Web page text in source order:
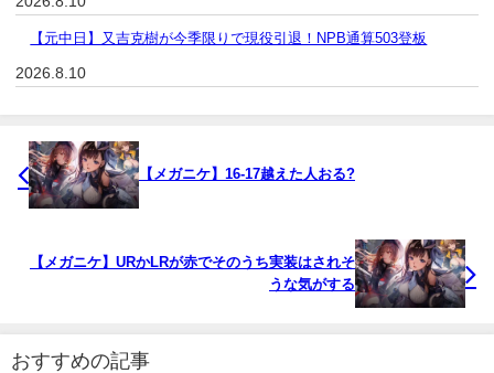
【元中日】又吉克樹が今季限りで現役引退！NPB通算503登板
2026.8.10
【メガニケ】16-17越えた人おる?
【メガニケ】URかLRが赤でそのうち実装はされそ
うな気がする
おすすめの記事